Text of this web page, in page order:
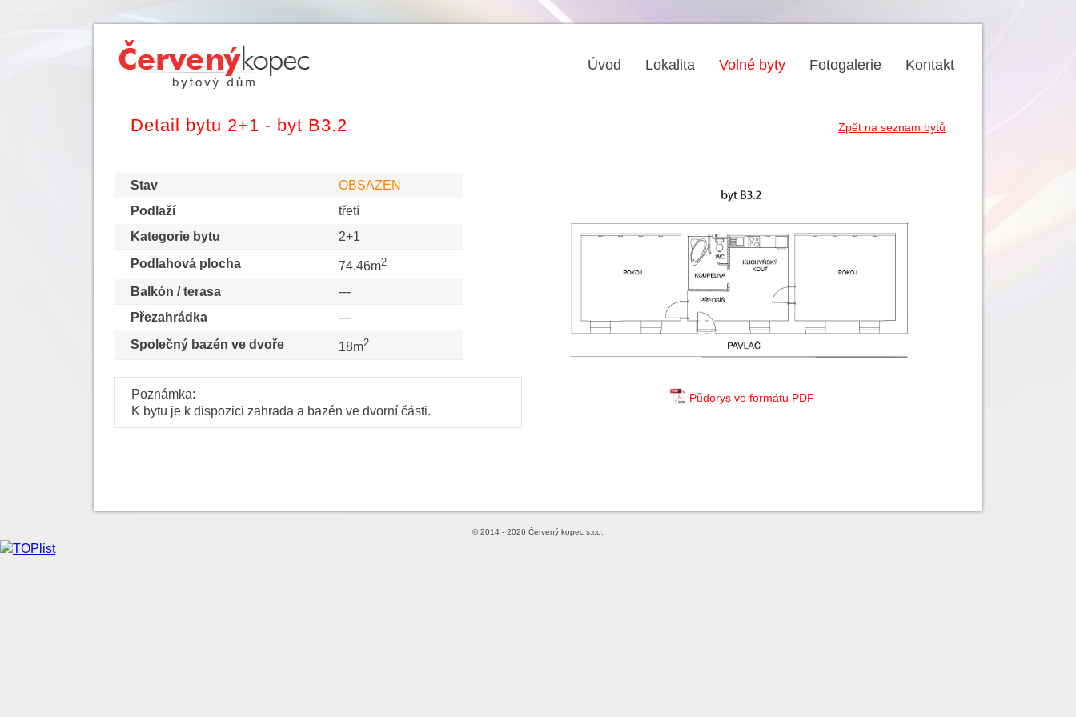
Úvod Lokalita Volné byty Fotogalerie Kontakt
Detail bytu 2+1 - byt B3.2 Zpět na seznam bytů
Stav
OBSAZEN
Podlaží
třetí
Kategorie bytu
2+1
Podlahová plocha
74,46m2
Balkón / terasa
---
Přezahrádka
---
Společný bazén ve dvoře
18m2
Poznámka:
K bytu je k dispozici zahrada a bazén ve dvorní části.
Půdorys ve formátu PDF
© 2014 - 2026 Červený kopec s.r.o.